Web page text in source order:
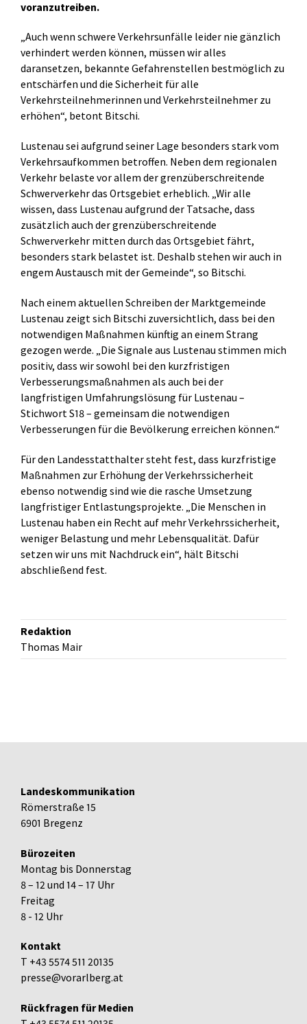
voranzutreiben.
„Auch wenn schwere Verkehrsunfälle leider nie gänzlich
verhindert werden können, müssen wir alles
daransetzen, bekannte Gefahrenstellen bestmöglich zu
entschärfen und die Sicherheit für alle
Verkehrsteilnehmerinnen und Verkehrsteilnehmer zu
erhöhen“, betont Bitschi.
Lustenau sei aufgrund seiner Lage besonders stark vom
Verkehrsaufkommen betroffen. Neben dem regionalen
Verkehr belaste vor allem der grenzüberschreitende
Schwerverkehr das Ortsgebiet erheblich. „Wir alle
wissen, dass Lustenau aufgrund der Tatsache, dass
zusätzlich auch der grenzüberschreitende
Schwerverkehr mitten durch das Ortsgebiet fährt,
besonders stark belastet ist. Deshalb stehen wir auch in
engem Austausch mit der Gemeinde“, so Bitschi.
Nach einem aktuellen Schreiben der Marktgemeinde
Lustenau zeigt sich Bitschi zuversichtlich, dass bei den
notwendigen Maßnahmen künftig an einem Strang
gezogen werde. „Die Signale aus Lustenau stimmen mich
positiv, dass wir sowohl bei den kurzfristigen
Verbesserungsmaßnahmen als auch bei der
langfristigen Umfahrungslösung für Lustenau –
Stichwort S18 – gemeinsam die notwendigen
Verbesserungen für die Bevölkerung erreichen können.“
Für den Landesstatthalter steht fest, dass kurzfristige
Maßnahmen zur Erhöhung der Verkehrssicherheit
ebenso notwendig sind wie die rasche Umsetzung
langfristiger Entlastungsprojekte. „Die Menschen in
Lustenau haben ein Recht auf mehr Verkehrssicherheit,
weniger Belastung und mehr Lebensqualität. Dafür
setzen wir uns mit Nachdruck ein“, hält Bitschi
abschließend fest.
Redaktion
Thomas Mair
Landeskommunikation
Römerstraße 15
6901 Bregenz
Bürozeiten
Montag bis Donnerstag
8 – 12 und 14 – 17 Uhr
Freitag
8 - 12 Uhr
Kontakt
T +43 5574 511 20135
presse@vorarlberg.at
Rückfragen für Medien